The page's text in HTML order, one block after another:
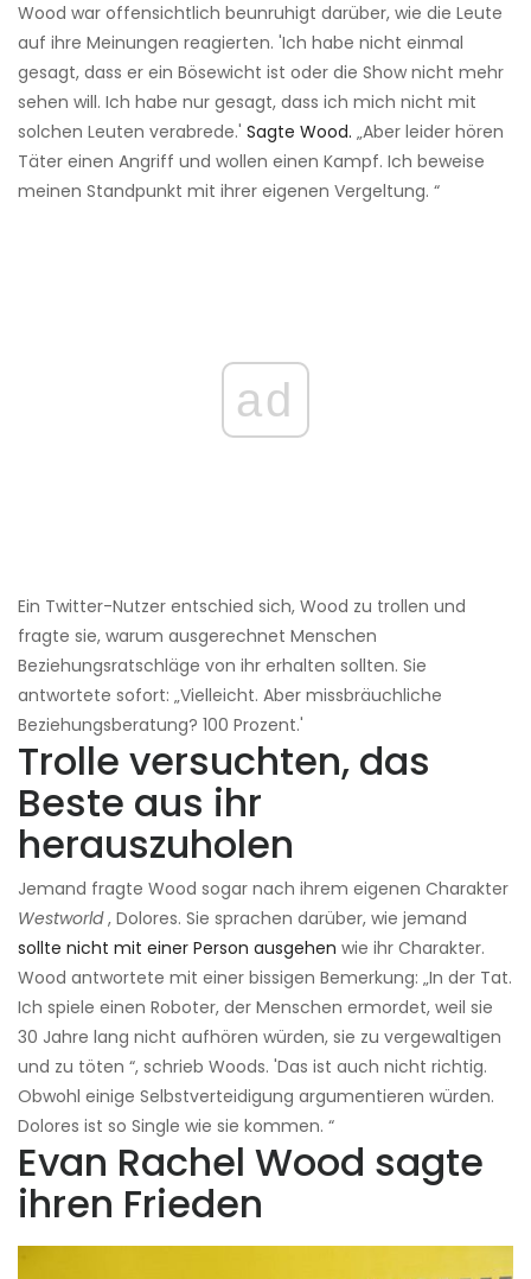
Wood war offensichtlich beunruhigt darüber, wie die Leute
auf ihre Meinungen reagierten. 'Ich habe nicht einmal
gesagt, dass er ein Bösewicht ist oder die Show nicht mehr
sehen will. Ich habe nur gesagt, dass ich mich nicht mit
solchen Leuten verabrede.' Sagte Wood. „Aber leider hören
Täter einen Angriff und wollen einen Kampf. Ich beweise
meinen Standpunkt mit ihrer eigenen Vergeltung. “
ad
Ein Twitter-Nutzer entschied sich, Wood zu trollen und
fragte sie, warum ausgerechnet Menschen
Beziehungsratschläge von ihr erhalten sollten. Sie
antwortete sofort: „Vielleicht. Aber missbräuchliche
Beziehungsberatung? 100 Prozent.'
Trolle versuchten, das
Beste aus ihr
herauszuholen
Jemand fragte Wood sogar nach ihrem eigenen Charakter
Westworld, Dolores. Sie sprachen darüber, wie jemand
sollte nicht mit einer Person ausgehen wie ihr Charakter.
Wood antwortete mit einer bissigen Bemerkung: „In der Tat.
Ich spiele einen Roboter, der Menschen ermordet, weil sie
30 Jahre lang nicht aufhören würden, sie zu vergewaltigen
und zu töten “, schrieb Woods. 'Das ist auch nicht richtig.
Obwohl einige Selbstverteidigung argumentieren würden.
Dolores ist so Single wie sie kommen. “
Evan Rachel Wood sagte
ihren Frieden